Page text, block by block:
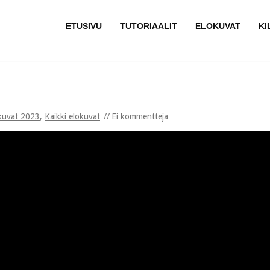
ETUSIVU TUTORIAALIT ELOKUVAT
2023, Kaikki elokuvat Ei kommentteja